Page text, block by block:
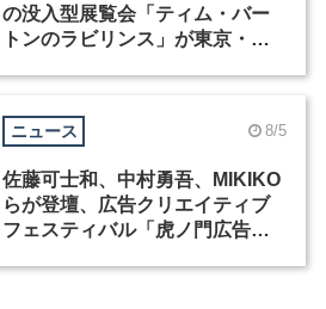
の没入型展覧会「ティム・バー
トンのラビリンス」が東京・豊
ニュース 8/5
佐藤可士和、中村勇吾、MIKIKO
らが登壇、広告クリエイティブ
フェスティバル「虎ノ門広告